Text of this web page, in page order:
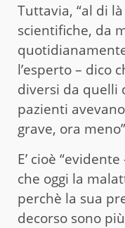
Tuttavia, “al di
scientifiche, da
l’esperto – dico
diversi da quelli
pazienti
grave, ora
E’ cioè
che oggi la
perchè la sua
decorso sono